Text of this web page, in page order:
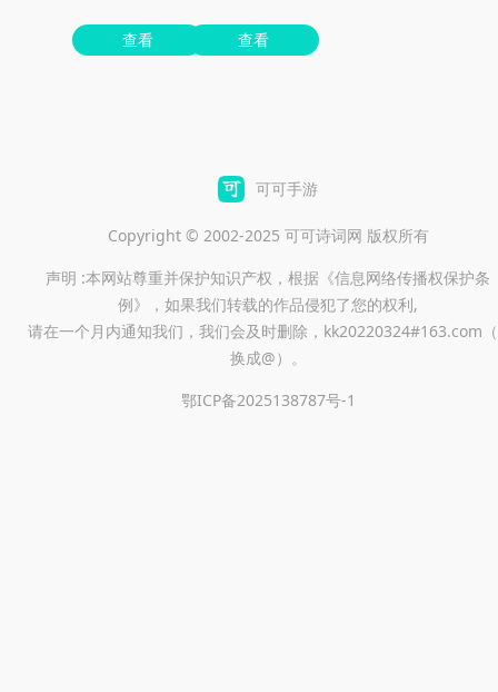
查看 查看
可可手游
Copyright © 2002-2025 可可诗词网 版权所有
声明 :本网站尊重并保护知识产权，根据《信息网络传播权保护条
例》，如果我们转载的作品侵犯了您的权利,
请在一个月内通知我们，我们会及时删除，kk20220324#163.com
换成@）。
鄂ICP备2025138787号-1